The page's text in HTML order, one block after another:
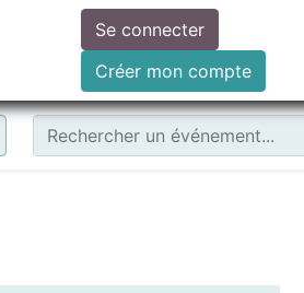
Faire un don
Se connecter
Créer mon compte